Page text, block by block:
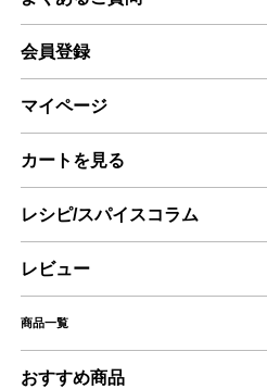
会員登録
マイページ
カートを見る
レシピ/スパイスコラム
レビュー
商品一覧
おすすめ商品